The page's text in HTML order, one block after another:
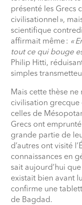
présenté les Grecs
civilisationnel »,
scientifique
affirmait même : «
tout ce qui bouge
Philip Hitti,
simples
Mais cette thèse ne
civilisation
celles de
Grecs ont
grande partie de
d’autres ont visité
connaissances en
sait aujourd’hui
existait bien avant
confirme une
de Bagdad.